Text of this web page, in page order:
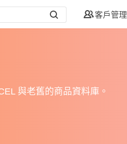
客戶管理
與老舊的商品資料庫。